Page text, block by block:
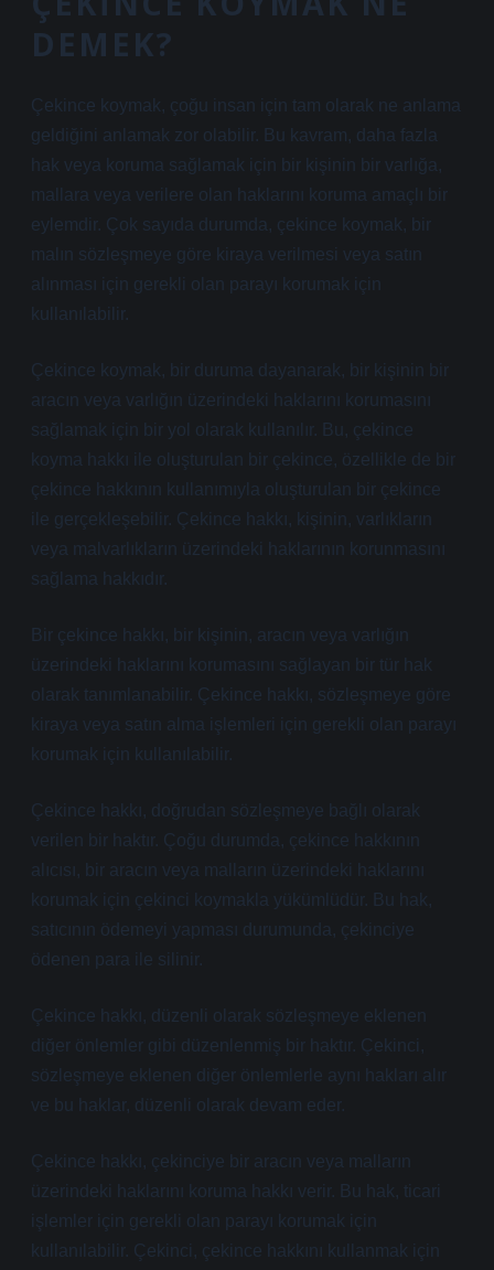
DEMEK?
Çekince koymak, çoğu insan için tam olarak ne anlama
geldiğini anlamak zor olabilir. Bu kavram, daha fazla
hak veya koruma sağlamak için bir kişinin bir varlığa,
mallara veya verilere olan haklarını koruma amaçlı bir
eylemdir. Çok sayıda durumda, çekince koymak, bir
malın sözleşmeye göre kiraya verilmesi veya satın
alınması için gerekli olan parayı korumak için
kullanılabilir.
Çekince koymak, bir duruma dayanarak, bir kişinin bir
aracın veya varlığın üzerindeki haklarını korumasını
sağlamak için bir yol olarak kullanılır. Bu, çekince
koyma hakkı ile oluşturulan bir çekince, özellikle de bir
çekince hakkının kullanımıyla oluşturulan bir çekince
ile gerçekleşebilir. Çekince hakkı, kişinin, varlıkların
veya malvarlıkların üzerindeki haklarının korunmasını
sağlama hakkıdır.
Bir çekince hakkı, bir kişinin, aracın veya varlığın
üzerindeki haklarını korumasını sağlayan bir tür hak
olarak tanımlanabilir. Çekince hakkı, sözleşmeye göre
kiraya veya satın alma işlemleri için gerekli olan parayı
korumak için kullanılabilir.
Çekince hakkı, doğrudan sözleşmeye bağlı olarak
verilen bir haktır. Çoğu durumda, çekince hakkının
alıcısı, bir aracın veya malların üzerindeki haklarını
korumak için çekinci koymakla yükümlüdür. Bu hak,
satıcının ödemeyi yapması durumunda, çekinciye
ödenen para ile silinir.
Çekince hakkı, düzenli olarak sözleşmeye eklenen
diğer önlemler gibi düzenlenmiş bir haktır. Çekinci,
sözleşmeye eklenen diğer önlemlerle aynı hakları alır
ve bu haklar, düzenli olarak devam eder.
Çekince hakkı, çekinciye bir aracın veya malların
üzerindeki haklarını koruma hakkı verir. Bu hak, ticari
işlemler için gerekli olan parayı korumak için
kullanılabilir. Çekinci, çekince hakkını kullanmak için